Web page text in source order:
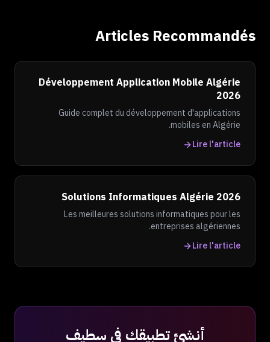
Articles Recommandés
Développement Application Mobile Algérie
2026
Guide complet du développement d'applications
mobiles en Algérie.
Lire l'article
Solutions Informatiques Algérie 2026
Les meilleures solutions informatiques pour les
entreprises algériennes.
Lire l'article
أنشئ تطبيقك في سطيف